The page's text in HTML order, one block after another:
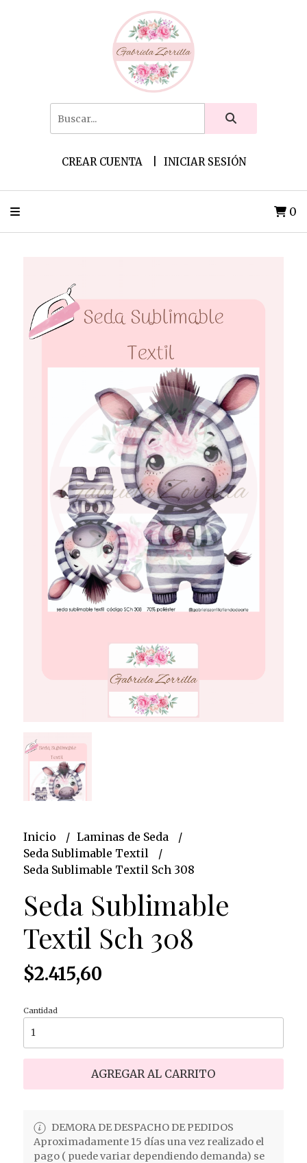
CREAR CUENTA INICIAR SESIÓN
0
Inicio
Laminas de Seda
Seda Sublimable Textil
Seda Sublimable Textil Sch 308
Seda Sublimable
Textil Sch 308
$2.415,60
Cantidad
AGREGAR AL CARRITO
DEMORA DE DESPACHO DE PEDIDOS
Aproximadamente 15 días una vez realizado el
pago ( puede variar dependiendo demanda) se